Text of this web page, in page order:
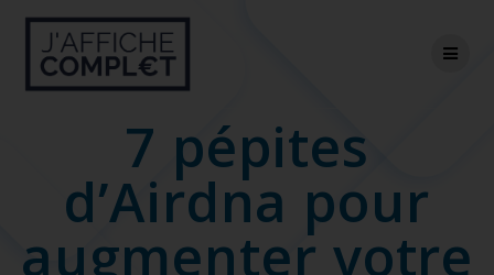
7 pépites
d’Airdna pour
augmenter votre